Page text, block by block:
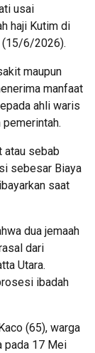
usai
haji Kutim di
(15/6/2026).
maupun
manfaat
ahli waris
atau sebab
sebesar Biaya
saat
dua jemaah
dari
Utara.
ibadah
(65), warga
pada 17 Mei